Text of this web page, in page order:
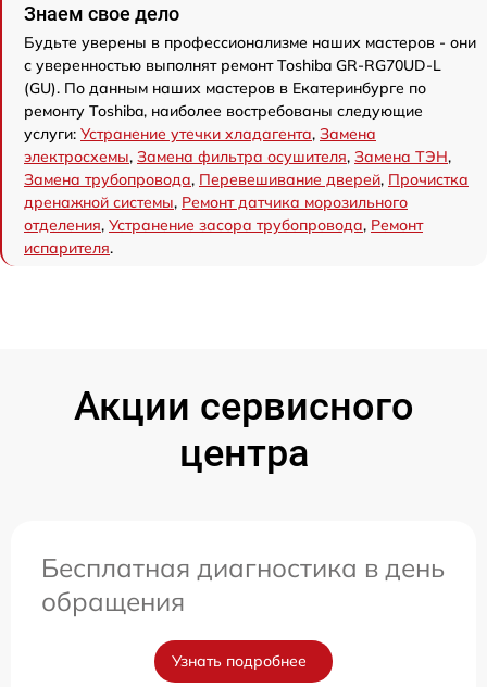
Знаем свое дело
Будьте уверены в профессионализме наших мастеров - они
с уверенностью выполнят ремонт Toshiba GR-RG70UD-L
(GU). По данным наших мастеров в Екатеринбурге по
ремонту Toshiba, наиболее востребованы следующие
услуги: Устранение утечки хладагента, Замена
электросхемы, Замена фильтра осушителя, Замена ТЭН,
Замена трубопровода, Перевешивание дверей, Прочистка
дренажной системы, Ремонт датчика морозильного
отделения, Устранение засора трубопровода, Ремонт
испарителя.
Акции сервисного
центра
Бесплатная диагностика в день
обращения
Узнать подробнее